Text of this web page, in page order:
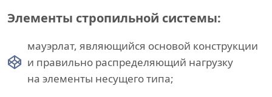
Элементы стропильной системы:
мауэрлат, являющийся основой конструкции
и правильно распределяющий нагрузку
на элементы несущего типа;